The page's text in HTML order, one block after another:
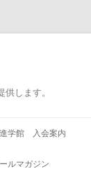
します。
学館 入会案内
ルマガジン